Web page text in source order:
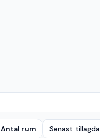
Antal rum Senast tillagda